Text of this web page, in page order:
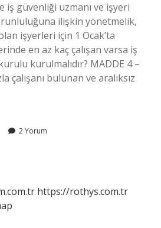
iş güvenliği uzmanı ve işyeri
ilişkin yönetmelik,
işyerleri için 1 Ocak’ta
en az kaç çalışan varsa iş
kurulmalıdır? MADDE 4 –
çalışanı bulunan ve aralıksız
2 Yorum
https://rothys.com.tr